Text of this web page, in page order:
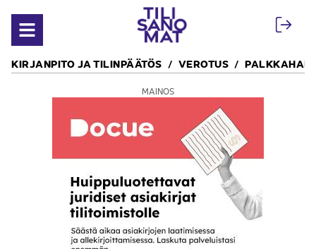
Avaa valikko
KIRJANPITO JA TILINPÄÄTÖS VEROTUS
MAINOS